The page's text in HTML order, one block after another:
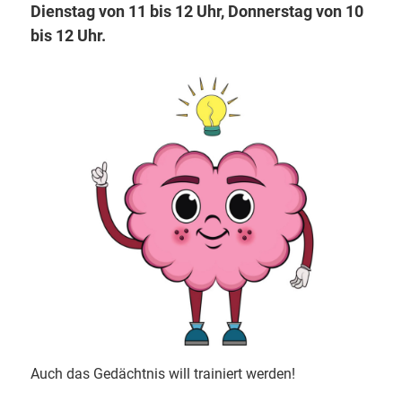
Dienstag von 11 bis 12 Uhr, Donnerstag von 10
bis 12 Uhr.
Auch das Gedächtnis will trainiert werden!